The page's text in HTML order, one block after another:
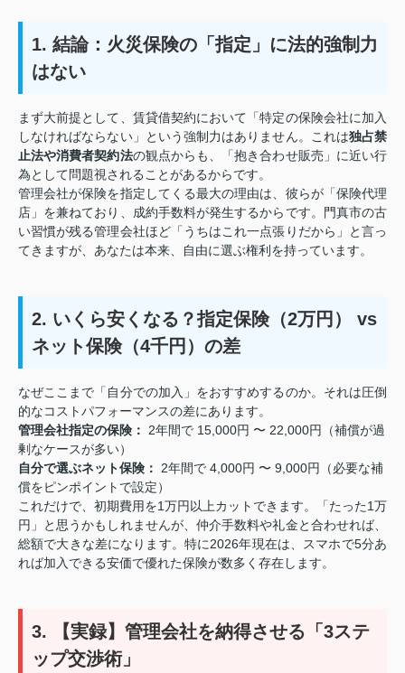
1. 結論：火災保険の「指定」に法的強制力
はない
まず大前提として、賃貸借契約において「特定の保険会社に加入
しなければならない」という強制力はありません。これは独占禁
止法や消費者契約法の観点からも、「抱き合わせ販売」に近い行
為として問題視されることがあるからです。
管理会社が保険を指定してくる最大の理由は、彼らが「保険代理
店」を兼ねており、成約手数料が発生するからです。門真市の古
い習慣が残る管理会社ほど「うちはこれ一点張りだから」と言っ
てきますが、あなたは本来、自由に選ぶ権利を持っています。
2. いくら安くなる？指定保険（2万円） vs
ネット保険（4千円）の差
なぜここまで「自分での加入」をおすすめするのか。それは圧倒
的なコストパフォーマンスの差にあります。
管理会社指定の保険：
2年間で 15,000円 〜 22,000円（補償が過
剰なケースが多い）
自分で選ぶネット保険：
2年間で 4,000円 〜 9,000円（必要な補
償をピンポイントで設定）
これだけで、初期費用を1万円以上カットできます。「たった1万
円」と思うかもしれませんが、仲介手数料や礼金と合わせれば、
総額で大きな差になります。特に2026年現在は、スマホで5分あ
れば加入できる安価で優れた保険が数多く存在します。
3. 【実録】管理会社を納得させる「3ステ
ップ交渉術」